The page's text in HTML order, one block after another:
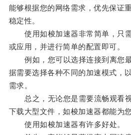
能够根据您的网络需求，优先保证
稳定性。
使用如梭加速器非常简单，只
或应用，并进行简单的配置即可。
例如，您可以选择连接到离您最
据需要选择各种不同的加速模式，
需求。
总之，无论您是需要流畅观看视
下载大型文件，如梭加速器都能为
使用如梭加速器有许多好处。